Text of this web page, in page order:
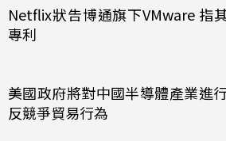
Netflix狀告博通旗下VMware 指
專利
美國政府將對中國半導體產業進
反競爭貿易行為